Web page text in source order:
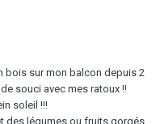
bois sur mon balcon depuis 2
souci avec mes ratoux !!
soleil !!!
des légumes ou fruits gorgés